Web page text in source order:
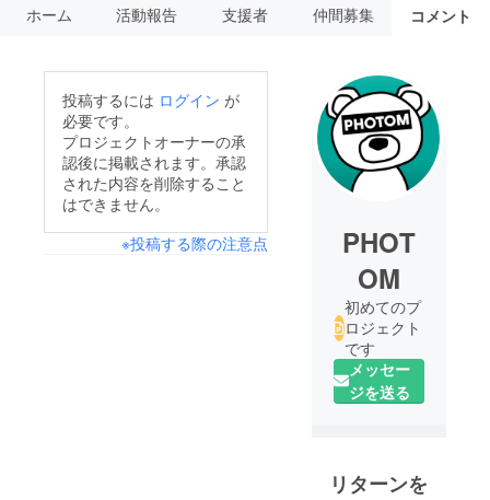
ホーム 活動報告 支援者 仲間募集 コメント
投稿するには ログイン が
必要です。
プロジェクトオーナーの承
認後に掲載されます。承認
された内容を削除すること
はできません。
※投稿する際の注意点
PHOT
OM
初めてのプ
ロジェクト
です
メッセー
ジを送る
リターンを